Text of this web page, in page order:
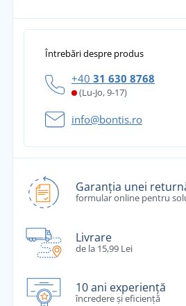
Întrebări despre produs
+40 31 630 8768
(Lu-Jo, 9-17)
info@bontis.ro
Garanția unei
formular online pentru
Livrare
de la 15,99 Lei
10 ani experiență
încredere și eficiență